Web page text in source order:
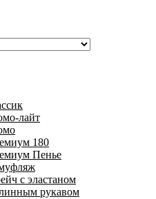
лайт
180
Пенье
с эластаном
рукавом